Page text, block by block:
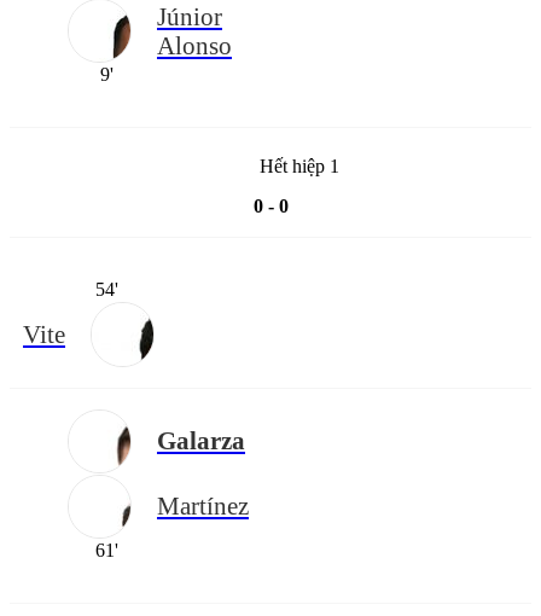
Júnior
Alonso
9'
Hết hiệp 1
0 - 0
54'
Vite
Galarza
Martínez
61'